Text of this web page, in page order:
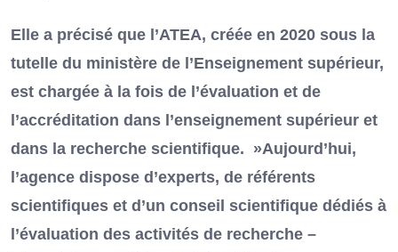
Elle a précisé que l’ATEA, créée en 2020 sous la
tutelle du ministère de l’Enseignement supérieur,
est chargée à la fois de l’évaluation et de
l’accréditation dans l’enseignement supérieur et
dans la recherche scientifique. »Aujourd’hui,
l’agence dispose d’experts, de référents
scientifiques et d’un conseil scientifique dédiés à
l’évaluation des activités de recherche –